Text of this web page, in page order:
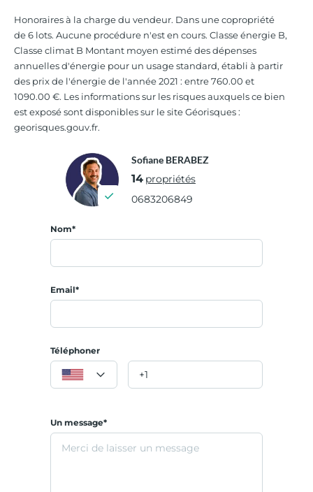
Honoraires à la charge du vendeur. Dans une copropriété
de 6 lots. Aucune procédure n'est en cours. Classe énergie B,
Classe climat B Montant moyen estimé des dépenses
annuelles d'énergie pour un usage standard, établi à partir
des prix de l'énergie de l'année 2021 : entre 760.00 et
1090.00 €. Les informations sur les risques auxquels ce bien
est exposé sont disponibles sur le site Géorisques :
georisques.gouv.fr.
Sofiane BERABEZ
14 propriétés
0683206849
Nom*
Email*
Téléphoner
Un message*